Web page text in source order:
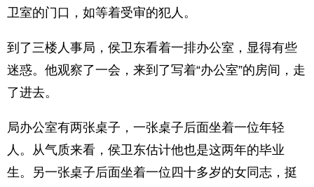
卫室的门口，如等着受审的犯人。
到了三楼人事局，侯卫东看着一排办公室，显得有些
迷惑。他观察了一会，来到了写着“办公室”的房间，走
了进去。
局办公室有两张桌子，一张桌子后面坐着一位年轻
人。从气质来看，侯卫东估计他也是这两年的毕业
生。另一张桌子后面坐着一位四十多岁的女同志，挺